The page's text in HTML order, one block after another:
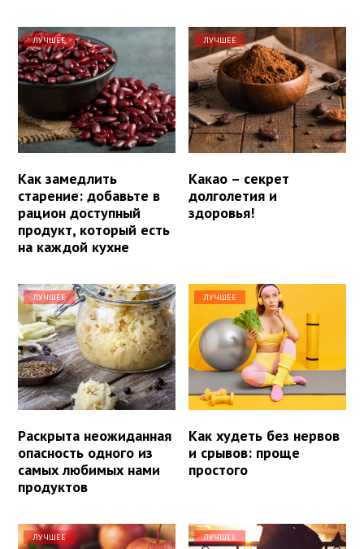
ЛУЧШЕЕ
Как замедлить
старение: добавьте в
рацион доступный
продукт, который есть
на каждой кухне
ЛУЧШЕЕ
Какао – секрет
долголетия и
здоровья!
ЛУЧШЕЕ
Раскрыта неожиданная
опасность одного из
самых любимых нами
продуктов
ЛУЧШЕЕ
Как худеть без нервов
и срывов: проще
простого
ЛУЧШЕЕ ЛУЧШЕЕ